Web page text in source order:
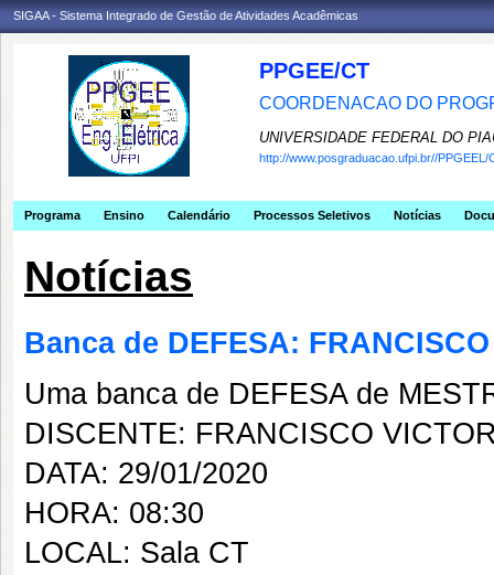
SIGAA - Sistema Integrado de Gestão de Atividades Acadêmicas
PPGEE/CT
COORDENACAO DO
UNIVERSIDADE FEDERAL DO
http://www.posgraduacao.ufpi.br//PPGEEL/
Programa Ensino Calendário Processos Seletivos Notícias
Notícias
Banca de DEFESA:
Uma banca de DEFESA de
DISCENTE: FRANCISCO
DATA: 29/01/2020
HORA: 08:30
LOCAL: Sala CT